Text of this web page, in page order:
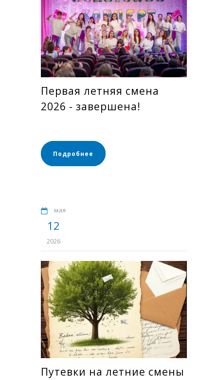
Первая летняя смена
2026 - завершена!
Подробнее
мая
12
2026
Путевки на летние смены